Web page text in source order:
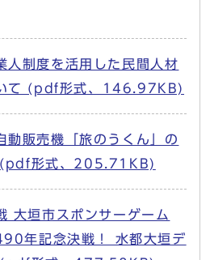
人制度を活用した民間人材
て (pdf形式、146.97KB)
動販売機「旅のうくん」の
(pdf形式、205.71KB)
大垣市スポンサーゲーム
年記念決戦！ 水都大垣デ